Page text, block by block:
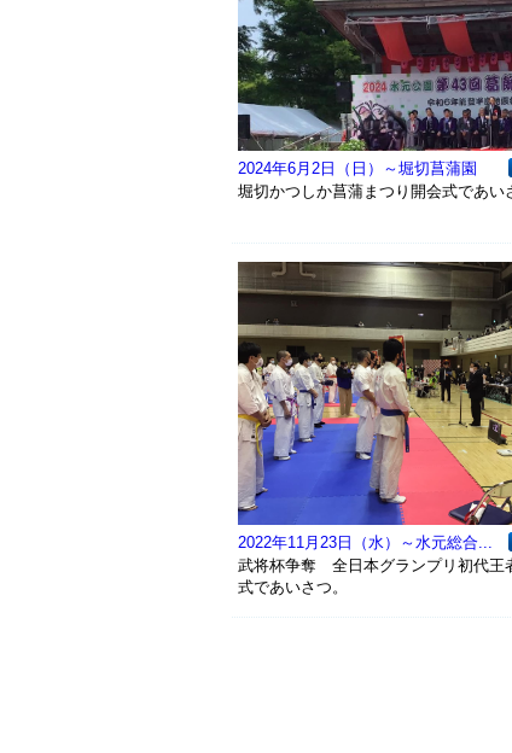
2024年6月2日（日）～堀切菖蒲園
堀切かつしか菖蒲まつり開会式であい
2022年11月23日（水）～水元総合...
武将杯争奪 全日本グランプリ初代王
式であいさつ。